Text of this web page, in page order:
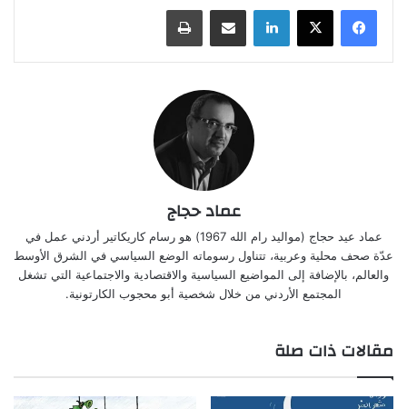
لينكدإن مشاركة عبر البريد طباعة
عماد حجاج
عماد عيد حجاج (مواليد رام الله 1967) هو رسام كاريكاتير أردني عمل في
عدّة صحف محلية وعربية، تتناول رسوماته الوضع السياسي في الشرق الأوسط
والعالم، بالإضافة إلى المواضيع السياسية والاقتصادية والاجتماعية التي تشغل
المجتمع الأردني من خلال شخصية أبو محجوب الكارتونية.
مقالات ذات صلة